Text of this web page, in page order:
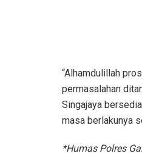
“Alhamdulillah
permasalahan
Singajaya
masa berlakunya
*Humas Polres